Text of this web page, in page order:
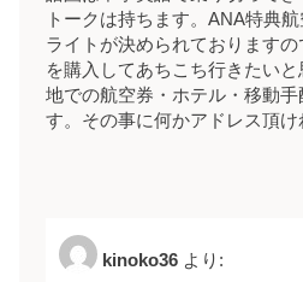
トークは持ちます。ANA特典
ライトが決められております
を購入してあちこち行きたい
地での航空券・ホテル・移動手
す。その事に何かアドレス頂け
kinoko36 より: